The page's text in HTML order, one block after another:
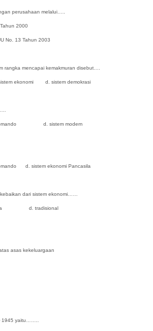
perusahaan melalui…..
2000
Tahun 2003
rangka mencapai kemakmuran disebut….
ekonomi d. sistem demokrasi
d. sistem modern
d. sistem ekonomi Pancasila
dari sistem ekonomi……
d. tradisional
asas kekeluargaan
1945 yaitu……..